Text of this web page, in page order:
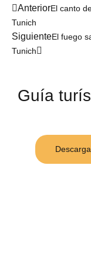
AnteriorEl canto
Tunich
SiguienteEl fuego
Tunich
Guía